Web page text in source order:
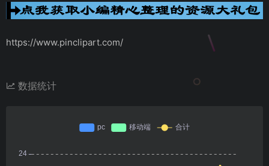
https://www.pinclipart.com/
数据统计